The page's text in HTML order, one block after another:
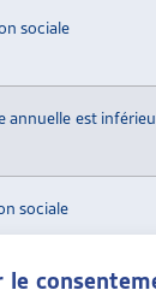
le
sociale
annuelle est
sociale